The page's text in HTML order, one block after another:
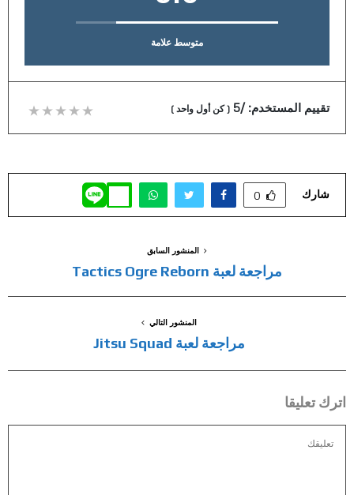
متوسط علامة
تقييم المستخدم:/5
(كن أول واحد )
شارك 0
المنشور السابق
مراجعة لعبة Tactics Ogre Reborn
المنشور التالي
مراجعة لعبة Jitsu Squad
اترك تعليقا